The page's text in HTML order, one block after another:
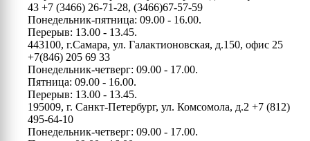
43 +7 (3466) 26-71-28, (3466)67-57-59
Понедельник-пятница: 09.00 - 16.00.
Перерыв: 13.00 - 13.45.
443100, г.Самара, ул. Галактионовская, д.150, офис 25
+7(846) 205 69 33
Понедельник-четверг: 09.00 - 17.00.
Пятница: 09.00 - 16.00.
Перерыв: 13.00 - 13.45.
195009, г. Санкт-Петербург, ул. Комсомола, д.2 +7 (812)
495-64-10
Понедельник-четверг: 09.00 - 17.00.